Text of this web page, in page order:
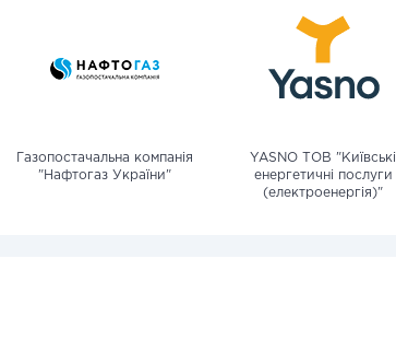
Газопостачальна компанія
"Нафтогаз України"
YASNO ТОВ "Київські
енергетичні послуги
(електроенергія)"